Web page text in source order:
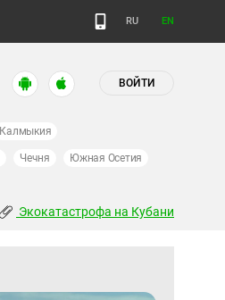
RU EN
ВОЙТИ
Калмыкия
Чечня Южная Осетия
Экокатастрофа на Кубани